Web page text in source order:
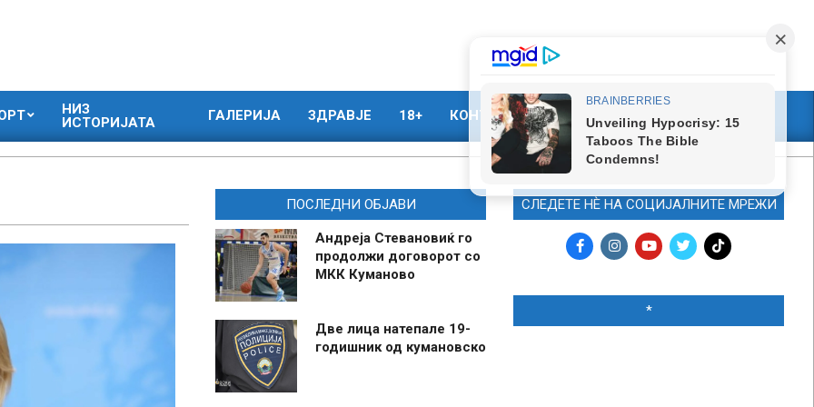
НИЗ
ИСТОРИЈАТА
ГАЛЕРИЈА ЗДРАВЈЕ 18+ КОНТАКТ МАРКЕТИНГ
ПОСЛЕДНИ ОБЈАВИ
Андреја Стевановиќ го
продолжи договорот со
МКК Куманово
Две лица натепале 19-
годишник од кумановско
СЛЕДЕТЕ НЀ НА СОЦИЈАЛНИТЕ МРЕЖИ
*